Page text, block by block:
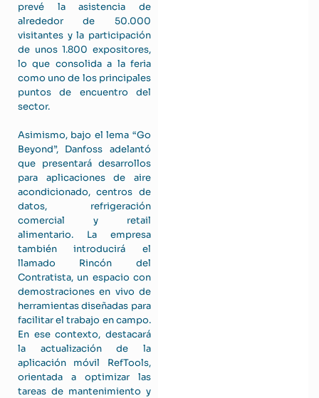
prevé la asistencia de
alrededor de 50.000
visitantes y la participación
de unos 1.800 expositores,
lo que consolida a la feria
como uno de los principales
puntos de encuentro del
sector.
Asimismo, bajo el lema “Go
Beyond”, Danfoss adelantó
que presentará desarrollos
para aplicaciones de aire
acondicionado, centros de
datos, refrigeración
comercial y retail
alimentario. La empresa
también introducirá el
llamado Rincón del
Contratista, un espacio con
demostraciones en vivo de
herramientas diseñadas para
facilitar el trabajo en campo.
En ese contexto, destacará
la actualización de la
aplicación móvil RefTools,
orientada a optimizar las
tareas de mantenimiento y